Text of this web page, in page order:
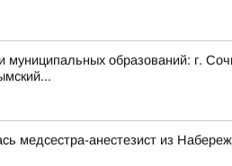
образований: г. Сочи,
медсестра-анестезист из